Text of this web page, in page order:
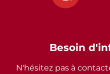
Besoin
N'hésitez pas à